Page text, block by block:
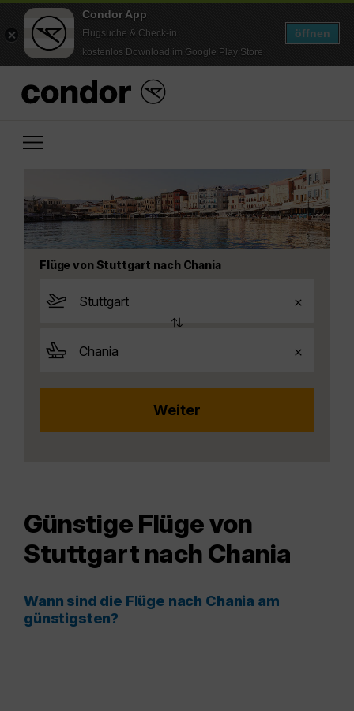
Condor App
Flugsuche & Check-in
kostenlos Download im Google Play Store
öffnen
Flüge von Stuttgart nach Chania
Günstige Flüge von
Stuttgart nach Chania
Wann sind die Flüge nach Chania am
günstigsten?